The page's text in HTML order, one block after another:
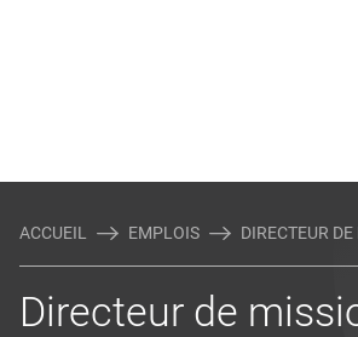
ACCUEIL EMPLOIS DIRECTEUR
Directeur de